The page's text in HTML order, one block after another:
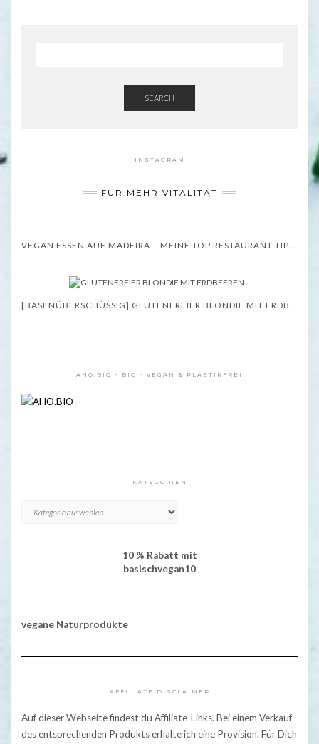
SEARCH
INSTAGRAM
FÜR MEHR VITALITÄT
AHO.BIO – BIO – VEGAN & PLASTIKFREI
KATEGORIEN
10 % Rabatt mit
basischvegan10
vegane Naturprodukte
AFFILIATE DISCLAIMER
Auf dieser Webseite findest du Affiliate-Links. Bei einem Verkauf
des entsprechenden Produkts erhalte ich eine Provision. Für Dich